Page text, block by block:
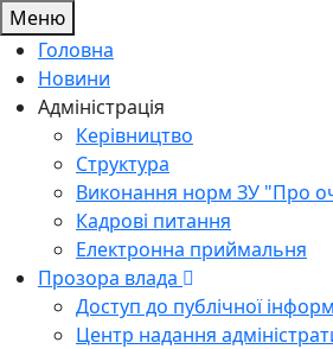
Меню
Головна
Новини
Адміністрація
Керівництво
Структура
Виконання норм ЗУ "Про
Кадрові питання
Електронна приймальня
Прозора влада
Доступ до публічної
Центр надання